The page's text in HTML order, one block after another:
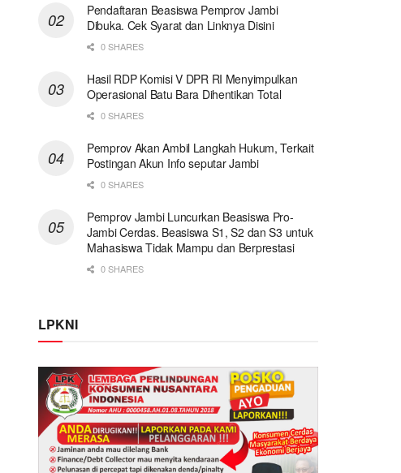
Pendaftaran Beasiswa Pemprov Jambi
Dibuka. Cek Syarat dan Linknya Disini
0 SHARES
Hasil RDP Komisi V DPR RI Menyimpulkan
Operasional Batu Bara Dihentikan Total
0 SHARES
Pemprov Akan Ambil Langkah Hukum, Terkait
Postingan Akun Info seputar Jambi
0 SHARES
Pemprov Jambi Luncurkan Beasiswa Pro-
Jambi Cerdas. Beasiswa S1, S2 dan S3 untuk
Mahasiswa Tidak Mampu dan Berprestasi
0 SHARES
LPKNI